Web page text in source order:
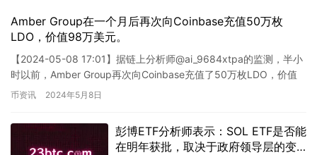
Amber Group在一个月后再次向Coinbase充值50万枚
LDO，价值98万美元。
【2024-05-08 17:01】据链上分析师@ai_9684xtpa的监测，半小
时以前，Amber Group再次向Coinbase充值了50万枚LDO，价值
98万美元。目前，…
币资讯 2024年5月8日
彭博ETF分析师表示：SOL ETF是否能
在明年获批，取决于政府领导层的变